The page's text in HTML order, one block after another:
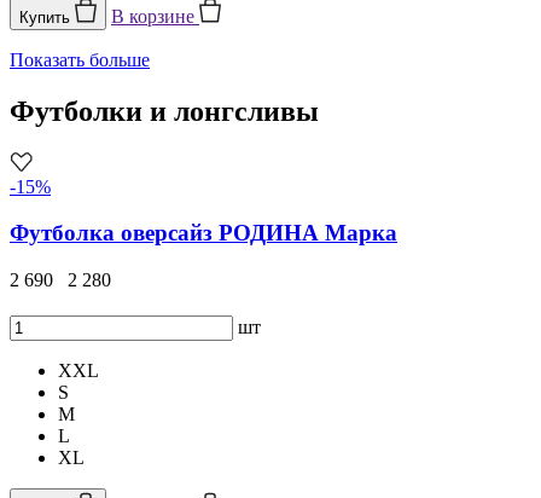
Купить В корзине
Показать больше
Футболки и лонгсливы
-15%
Футболка оверсайз РОДИНА Марка
2 690 2 280
шт
XXL
S
M
L
XL